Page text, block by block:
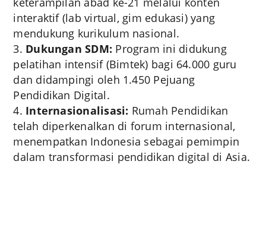
interaktif (lab virtual, gim edukasi) yang
mendukung kurikulum nasional.
Dukungan SDM: Program ini didukung
pelatihan intensif (Bimtek) bagi 64.000 guru
dan didampingi oleh 1.450 Pejuang
Pendidikan Digital.
Internasionalisasi: Rumah Pendidikan
telah diperkenalkan di forum internasional,
menempatkan Indonesia sebagai pemimpin
dalam transformasi pendidikan digital di Asia.